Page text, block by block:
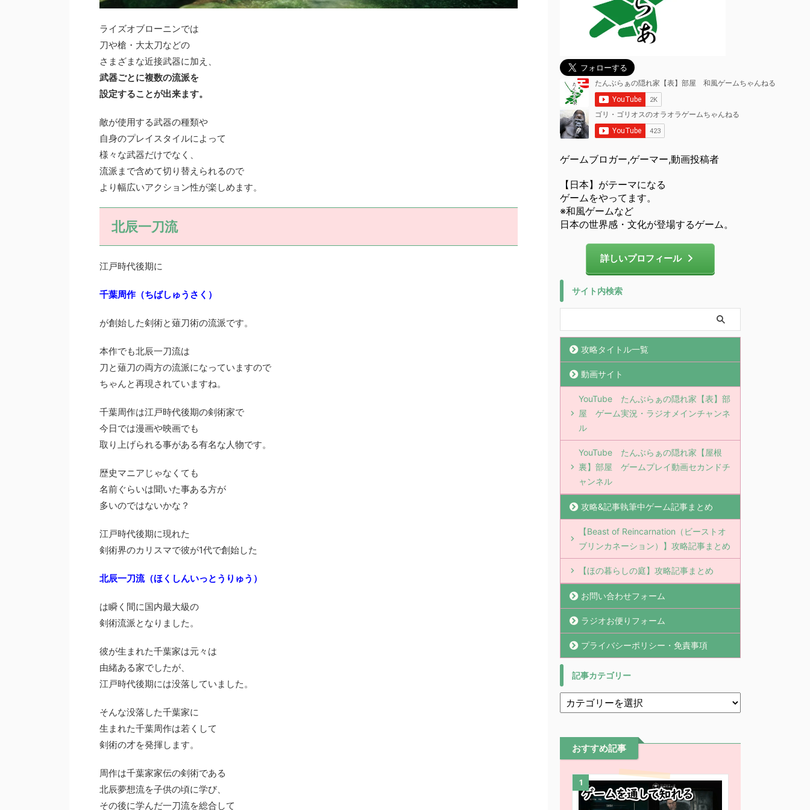
ライズオブローニンでは
刀や槍・大太刀などの
さまざまな近接武器に加え、
武器ごとに複数の流派を
設定することが出来ます。
敵が使用する武器の種類や
自身のプレイスタイルによって
様々な武器だけでなく、
流派まで含めて切り替えられるので
より幅広いアクション性が楽しめます。
北辰一刀流
江戸時代後期に
千葉周作（ちばしゅうさく）
が創始した剣術と薙刀術の流派です。
本作でも北辰一刀流は
刀と薙刀の両方の流派になっていますので
ちゃんと再現されていますね。
千葉周作は江戸時代後期の剣術家で
今日では漫画や映画でも
取り上げられる事がある有名な人物です。
歴史マニアじゃなくても
名前ぐらいは聞いた事ある方が
多いのではないかな？
江戸時代後期に現れた
剣術界のカリスマで彼が1代で創始した
北辰一刀流（ほくしんいっとうりゅう）
は瞬く間に国内最大級の
剣術流派となりました。
彼が生まれた千葉家は元々は
由緒ある家でしたが、
江戸時代後期には没落していました。
そんな没落した千葉家に
生まれた千葉周作は若くして
剣術の才を発揮します。
周作は千葉家家伝の剣術である
北辰夢想流を子供の頃に学び、
その後に学んだ一刀流を総合して
ゲームブロガー,ゲーマー,動画投稿者
【日本】がテーマになる
ゲームをやってます。
※和風ゲームなど
日本の世界感・文化が登場するゲーム。
詳しいプロフィール
サイト内検索
攻略タイトル一覧
動画サイト
YouTube たんぶらぁの隠れ家【表】部
屋 ゲーム実況・ラジオメインチャンネ
ル
YouTube たんぶらぁの隠れ家【屋根
裏】部屋 ゲームプレイ動画セカンドチ
ャンネル
攻略&記事執筆中ゲーム記事まとめ
【Beast of Reincarnation（ビーストオ
ブリンカネーション）】攻略記事まとめ
【ほの暮らしの庭】攻略記事まとめ
お問い合わせフォーム
ラジオお便りフォーム
プライバシーポリシー・免責事項
記事カテゴリー
おすすめ記事
1